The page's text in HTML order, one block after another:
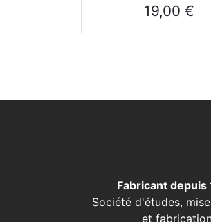
Prix
19,00 €
Fabricant depuis
Société d'études,
et